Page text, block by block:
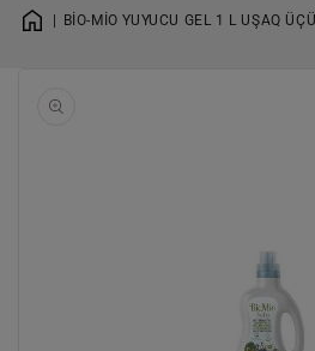
BİO-MİO YUYUCU GEL 1 L UŞAQ